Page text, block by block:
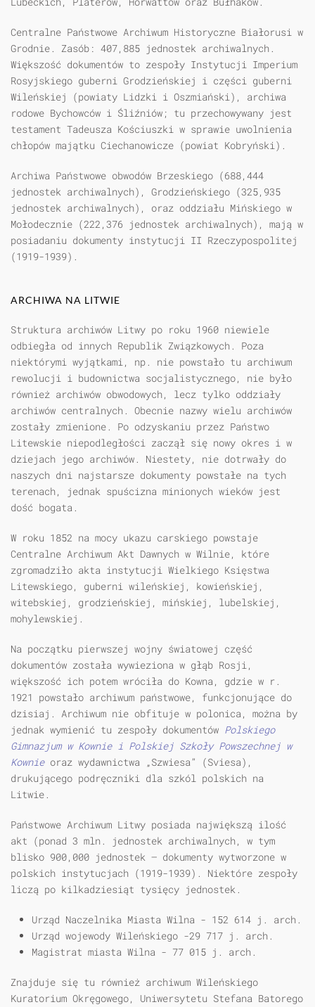
Centralne Państwowe Archiwum Historyczne Białorusi w
Grodnie. Zasób: 407,885 jednostek archiwalnych.
Większość dokumentów to zespoły Instytucji Imperium
Rosyjskiego guberni Grodzieńskiej i części guberni
Wileńskiej (powiaty Lidzki i Oszmiański), archiwa
rodowe Bychowców i Śliźniów; tu przechowywany jest
testament Tadeusza Kościuszki w sprawie uwolnienia
chłopów majątku Ciechanowicze (powiat Kobryński).
Archiwa Państwowe obwodów Brzeskiego (688,444
jednostek archiwalnych), Grodzieńskiego (325,935
jednostek archiwalnych), oraz oddziału Mińskiego w
Mołodecznie (222,376 jednostek archiwalnych), mają w
posiadaniu dokumenty instytucji II Rzeczypospolitej
(1919-1939).
ARCHIWA NA LITWIE
Struktura archiwów Litwy po roku 1960 niewiele
odbiegła od innych Republik Związkowych. Poza
niektórymi wyjątkami, np. nie powstało tu archiwum
rewolucji i budownictwa socjalistycznego, nie było
również archiwów obwodowych, lecz tylko oddziały
archiwów centralnych. Obecnie nazwy wielu archiwów
zostały zmienione. Po odzyskaniu przez Państwo
Litewskie niepodległości zaczął się nowy okres i w
dziejach jego archiwów. Niestety, nie dotrwały do
naszych dni najstarsze dokumenty powstałe na tych
terenach, jednak spuścizna minionych wieków jest
dość bogata.
W roku 1852 na mocy ukazu carskiego powstaje
Centralne Archiwum Akt Dawnych w Wilnie, które
zgromadziło akta instytucji Wielkiego Księstwa
Litewskiego, guberni wileńskiej, kowieńskiej,
witebskiej, grodzieńskiej, mińskiej, lubelskiej,
mohylewskiej.
Na początku pierwszej wojny światowej część
dokumentów została wywieziona w głąb Rosji,
większość ich potem wróciła do Kowna, gdzie w r.
1921 powstało archiwum państwowe, funkcjonujące do
dzisiaj. Archiwum nie obfituje w polonica, można by
jednak wymienić tu zespoły dokumentów Polskiego
Gimnazjum w Kownie i Polskiej Szkoły Powszechnej w
Kownieoraz wydawnictwa „Szwiesa” (Sviesa),
drukującego podręczniki dla szkól polskich na
Litwie.
Państwowe Archiwum Litwy posiada największą ilość
akt (ponad 3 mln. jednostek archiwalnych, w tym
blisko 900,000 jednostek — dokumenty wytworzone w
polskich instytucjach (1919-1939). Niektóre zespoły
liczą po kilkadziesiąt tysięcy jednostek.
Urząd Naczelnika Miasta Wilna - 152 614 j. arch.
Urząd wojewody Wileńskiego -29 717 j. arch.
Magistrat miasta Wilna - 77 015 j. arch.
Znajduje się tu również archiwum Wileńskiego
Kuratorium Okręgowego, Uniwersytetu Stefana Batorego